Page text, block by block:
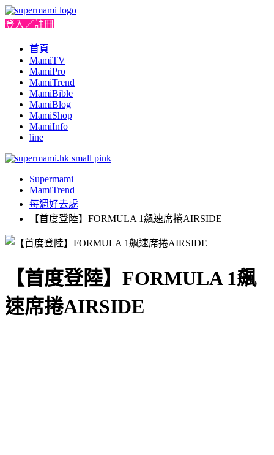
登入／註冊
首頁
MamiTV
MamiPro
MamiTrend
MamiBible
MamiBlog
MamiShop
MamiInfo
line
Supermami
MamiTrend
每週好去處
【首度登陸】FORMULA 1飆速席捲AIRSIDE
【首度登陸】FORMULA 1飆
速席捲AIRSIDE